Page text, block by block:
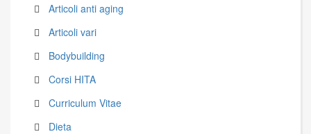
Articoli anti aging
Articoli vari
Bodybuilding
Corsi HITA
Curriculum Vitae
Dieta